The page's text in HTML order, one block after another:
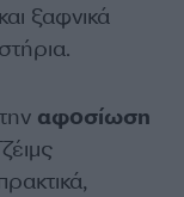
ξαφνικά
αφοσίωση